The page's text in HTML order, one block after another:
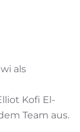
als
Kofi El-
Team aus.